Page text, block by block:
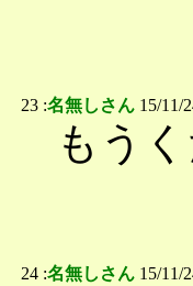
23 :名無しさん 15/11/
もう
24 :名無しさん 15/11/